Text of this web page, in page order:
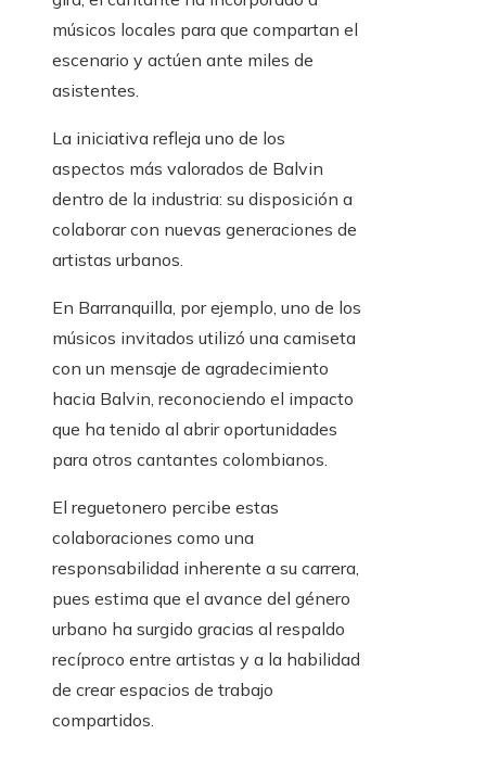
músicos locales para que compartan el
escenario y actúen ante miles de
asistentes.
La iniciativa refleja uno de los
aspectos más valorados de Balvin
dentro de la industria: su disposición a
colaborar con nuevas generaciones de
artistas urbanos.
En Barranquilla, por ejemplo, uno de los
músicos invitados utilizó una camiseta
con un mensaje de agradecimiento
hacia Balvin, reconociendo el impacto
que ha tenido al abrir oportunidades
para otros cantantes colombianos.
El reguetonero percibe estas
colaboraciones como una
responsabilidad inherente a su carrera,
pues estima que el avance del género
urbano ha surgido gracias al respaldo
recíproco entre artistas y a la habilidad
de crear espacios de trabajo
compartidos.